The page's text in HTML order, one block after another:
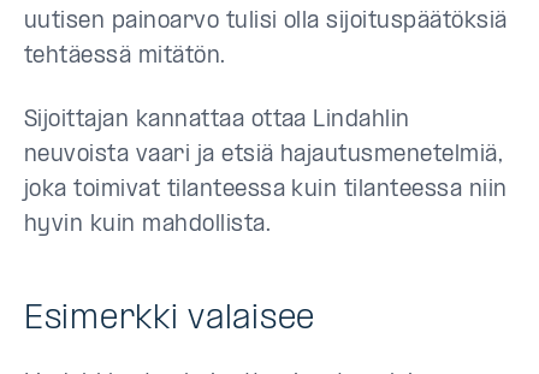
uutisen painoarvo tulisi olla sijoituspäätöksiä
tehtäessä mitätön.
Sijoittajan kannattaa ottaa Lindahlin
neuvoista vaari ja etsiä hajautusmenetelmiä,
joka toimivat tilanteessa kuin tilanteessa niin
hyvin kuin mahdollista.
Esimerkki valaisee